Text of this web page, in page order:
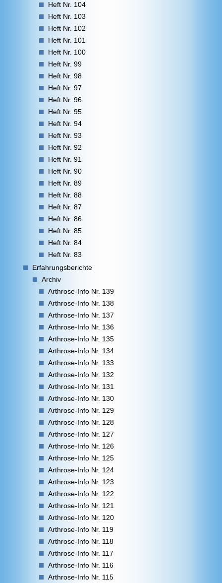
Heft Nr. 104
Heft Nr. 103
Heft Nr. 102
Heft Nr. 101
Heft Nr. 100
Heft Nr. 99
Heft Nr. 98
Heft Nr. 97
Heft Nr. 96
Heft Nr. 95
Heft Nr. 94
Heft Nr. 93
Heft Nr. 92
Heft Nr. 91
Heft Nr. 90
Heft Nr. 89
Heft Nr. 88
Heft Nr. 87
Heft Nr. 86
Heft Nr. 85
Heft Nr. 84
Heft Nr. 83
Erfahrungsberichte
Archiv
Arthrose-Info Nr. 139
Arthrose-Info Nr. 138
Arthrose-Info Nr. 137
Arthrose-Info Nr. 136
Arthrose-Info Nr. 135
Arthrose-Info Nr. 134
Arthrose-Info Nr. 133
Arthrose-Info Nr. 132
Arthrose-Info Nr. 131
Arthrose-Info Nr. 130
Arthrose-Info Nr. 129
Arthrose-Info Nr. 128
Arthrose-Info Nr. 127
Arthrose-Info Nr. 126
Arthrose-Info Nr. 125
Arthrose-Info Nr. 124
Arthrose-Info Nr. 123
Arthrose-Info Nr. 122
Arthrose-Info Nr. 121
Arthrose-Info Nr. 120
Arthrose-Info Nr. 119
Arthrose-Info Nr. 118
Arthrose-Info Nr. 117
Arthrose-Info Nr. 116
Arthrose-Info Nr. 115